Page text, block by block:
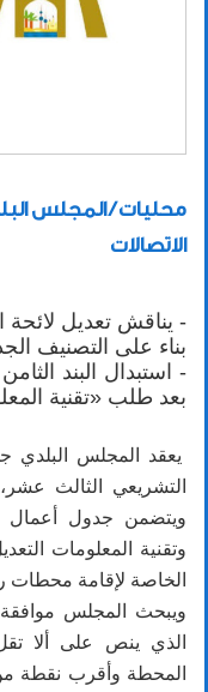
محليات / المجلس
الاتصالات
- يناقش تعديل لائحة
بناء على التصنيف
- استبدال البند
بعد طلب «تقنية
يعقد المجلس البلدي
التشريعي الثالث
ويتضمن جدول أعمال
وتقنية المعلومات
الخاصة لإقامة محطات
الذي ينص على ألا
المحطة وأقرب نقطة